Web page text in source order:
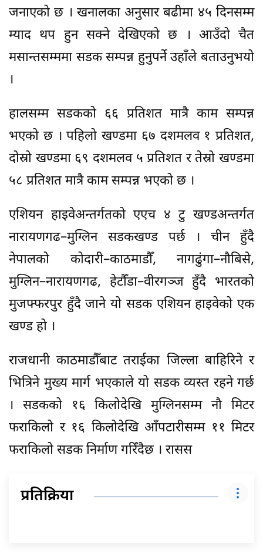
जनाएको छ । खनालका अनुसार बढीमा ४५ दिनसम्म
म्याद थप हुन सक्ने देखिएको छ । आउँदो चैत
मसान्तसम्ममा सडक सम्पन्न हुनुपर्ने उहाँले बताउनुभयो
।
हालसम्म सडकको ६६ प्रतिशत मात्रै काम सम्पन्न
भएको छ । पहिलो खण्डमा ६७ दशमलव १ प्रतिशत,
दोस्रो खण्डमा ६९ दशमलव ५ प्रतिशत र तेस्रो खण्डमा
५८ प्रतिशत मात्रै काम सम्पन्न भएको छ ।
एशियन हाइवेअन्तर्गतको एएच ४ टु खण्डअन्तर्गत
नारायणगढ–मुग्लिन सडकखण्ड पर्छ । चीन हुँदै
नेपालको कोदारी–काठमाडौँ, नागढुंगा–नौबिसे,
मुग्लिन–नारायणगढ, हेटौँडा–वीरगञ्ज हुँदै भारतको
मुजफ्फरपुर हुँदै जाने यो सडक एशियन हाइवेको एक
खण्ड हो ।
राजधानी काठमाडौँबाट तराईका जिल्ला बाहिरिने र
भित्रिने मुख्य मार्ग भएकाले यो सडक व्यस्त रहने गर्छ
। सडकको १६ किलोदेखि मुग्लिनसम्म नौ मिटर
फराकिलो र १६ किलोदेखि आँपटारीसम्म ११ मिटर
फराकिलो सडक निर्माण गरिँदैछ । रासस
प्रतिक्रिया